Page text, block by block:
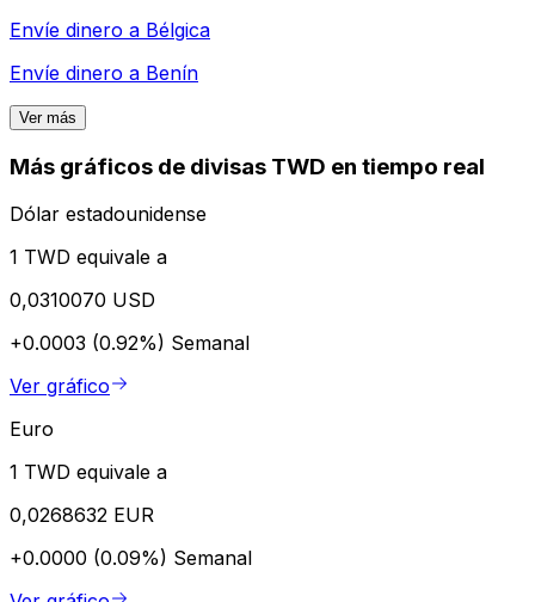
Envíe dinero a Bélgica
Envíe dinero a Benín
Ver más
Más gráficos de divisas TWD en tiempo real
Dólar estadounidense
1 TWD equivale a
0,0310070 USD
+0.0003 (0.92%) Semanal
Ver gráfico
Euro
1 TWD equivale a
0,0268632 EUR
+0.0000 (0.09%) Semanal